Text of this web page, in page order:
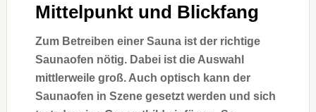
Mittelpunkt und Blickfang
Zum Betreiben einer Sauna ist der richtige
Saunaofen nötig. Dabei ist die Auswahl
mittlerweile groß. Auch optisch kann der
Saunaofen in Szene gesetzt werden und sich